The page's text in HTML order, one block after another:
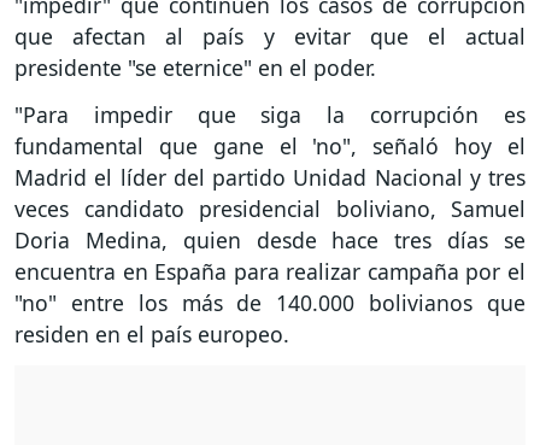
que afectan al país y evitar que el actual
presidente "se eternice" en el poder.
"Para impedir que siga la corrupción es
fundamental que gane el 'no", señaló hoy el
Madrid el líder del partido Unidad Nacional y tres
veces candidato presidencial boliviano, Samuel
Doria Medina, quien desde hace tres días se
encuentra en España para realizar campaña por el
"no" entre los más de 140.000 bolivianos que
residen en el país europeo.